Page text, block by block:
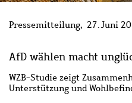
Pressemitteilung 27. Juni
AfD wählen macht
WZB-Studie zeigt
Unterstützung und